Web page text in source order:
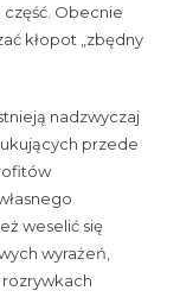
Obecnie
kłopot „zbędny
nadzwyczaj
przede
weselić się
wyrażeń,